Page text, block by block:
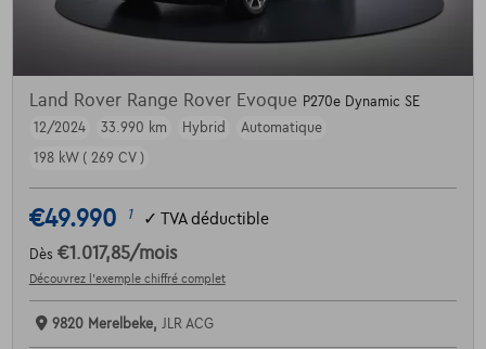
Land Rover Range Rover Evoque P270e Dynamic SE
12/2024
33.990 km Hybrid
Automatique
198 kW ( 269 CV )
€49.990 1 ✓ TVA déductible
Dès €1.017,85/mois
Découvrez l’exemple chiffré complet
9820 Merelbeke, JLR ACG